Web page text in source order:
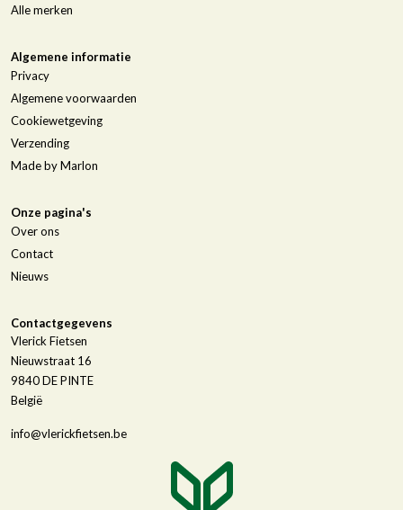
Alle merken
Algemene informatie
Privacy
Algemene voorwaarden
Cookiewetgeving
Verzending
Made by Marlon
Onze pagina's
Over ons
Contact
Nieuws
Contactgegevens
Vlerick Fietsen
Nieuwstraat 16
9840DE PINTE
België
info@vlerickfietsen.be